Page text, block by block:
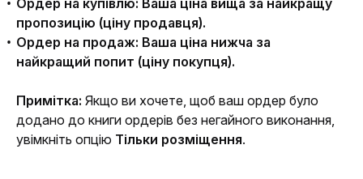
Ордер на купівлю: Ваша ціна вища за найкращу
пропозицію (ціну продавця).
Ордер на продаж: Ваша ціна нижча за
найкращий попит (ціну покупця).
Примітка: Якщо ви хочете, щоб ваш ордер було
додано до книги ордерів без негайного виконання,
увімкніть опцію Тільки розміщення.